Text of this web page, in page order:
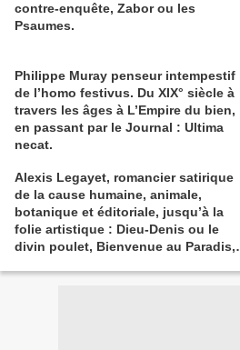
contre-enquête, Zabor ou les
Psaumes.
Philippe Muray penseur intempestif
de l’homo festivus. Du XIX° siècle à
travers les âges à L’Empire du bien,
en passant par le Journal : Ultima
necat.
Alexis Legayet, romancier satirique
de la cause humaine, animale,
botanique et éditoriale, jusqu’à la
folie artistique : Dieu-Denis ou le
divin poulet, Bienvenue au Paradis,